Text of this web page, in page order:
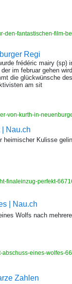
den-fantastischen-film-
Regi
frédéric mairy
im februar gehen
die glückwünsche
am sit
von-kurth-in-
Nau.ch
Kulisse
finaleinzug-perfekt-
| Nau.ch
Wolfs nach
abschuss-eines-wolfes-
Zahlen